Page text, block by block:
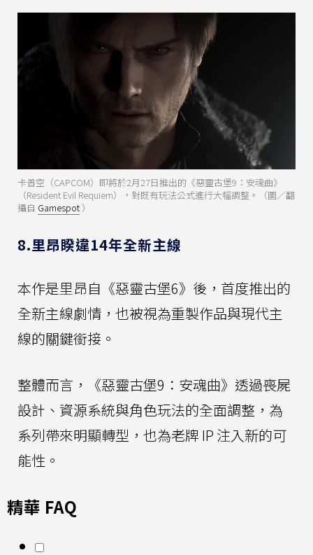
卡普空（CAPCOM）即將於2月27日推出的《惡靈古堡9：安魂曲》
（Resident Evil Requiem），對既有玩法公式進行大幅調整。（圖／翻
攝自 Gamespot ）
8.里昂睽違14年全新主線
本作是里昂自《惡靈古堡6》後，首度推出的
全新主線劇情，也被視為重製作品與現代主
線的關鍵銜接。
整體而言，《惡靈古堡9：安魂曲》透過喪屍
設計、資源系統與角色玩法的全面調整，為
系列帶來明顯轉型，也為老牌 IP 注入新的可
能性。
精華 FAQ